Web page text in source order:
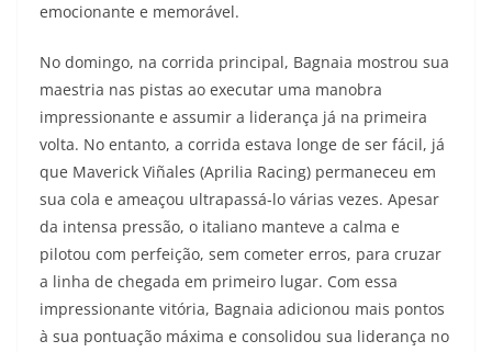
emocionante e memorável.
No domingo, na corrida principal, Bagnaia mostrou sua
maestria nas pistas ao executar uma manobra
impressionante e assumir a liderança já na primeira
volta. No entanto, a corrida estava longe de ser fácil, já
que Maverick Viñales (Aprilia Racing) permaneceu em
sua cola e ameaçou ultrapassá-lo várias vezes. Apesar
da intensa pressão, o italiano manteve a calma e
pilotou com perfeição, sem cometer erros, para cruzar
a linha de chegada em primeiro lugar. Com essa
impressionante vitória, Bagnaia adicionou mais pontos
à sua pontuação máxima e consolidou sua liderança no